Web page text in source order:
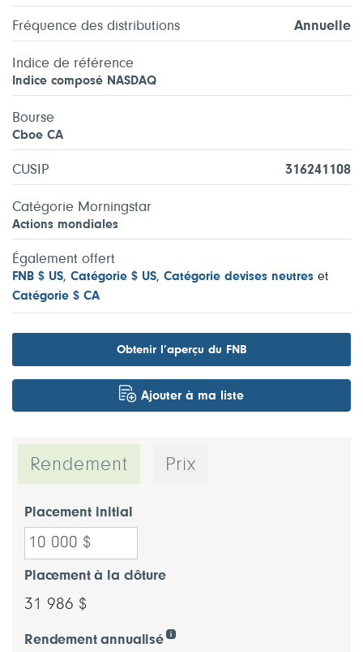
Fréquence des distributions Annuelle
Indice de référence
Indice composé NASDAQ
Bourse
Cboe CA
CUSIP 316241108
Catégorie Morningstar
Actions mondiales
Également offert
FNB $ US, Catégorie $ US, Catégorie devises neutres et
Catégorie $ CA
Obtenir l’aperçu du FNB
Ajouter à ma liste
Rendement Prix
Placement initial
Placement à la clôture
31 986 $
Rendement annualisé